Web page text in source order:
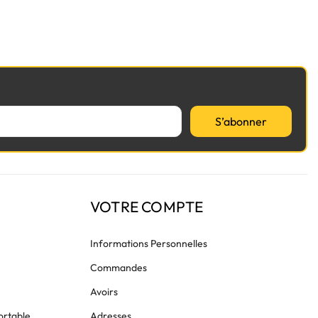
S’abonner
VOTRE COMPTE
Informations Personnelles
Commandes
Avoirs